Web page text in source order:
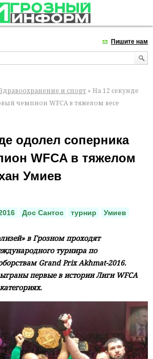
Пишите нам
и спорт » На 12 секунде
чемпион WFCA в тяжелом весе
одолел соперника
WFCA в тяжелом
Умиев
Дос Сантос турнир
Умиев
в Грозном проходят
турнира по
Grand Prix Akhmat-2016.
первые в истории Лиги WFCA